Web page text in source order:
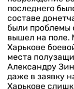
последнего
составе
были проблемы
вышел на поле.
Харькове
места
Александру
даже в заявку
Харькове